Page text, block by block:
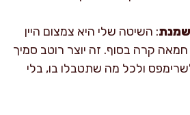
שמנת: השיטה שלי היא צמצום היין
קרה בסוף. זה יוצר רוטב סמיך
ולכל מה שתטבלו בו, בלי